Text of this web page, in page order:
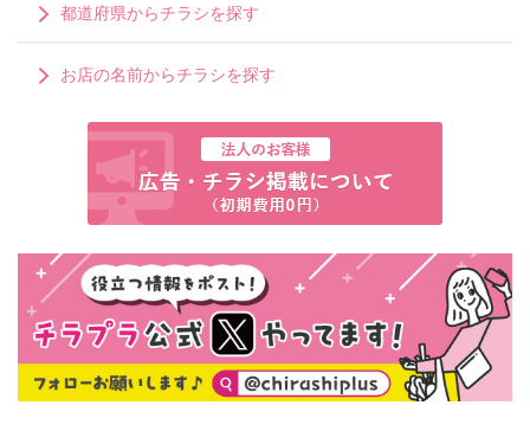
都道府県からチラシを探す
お店の名前からチラシを探す